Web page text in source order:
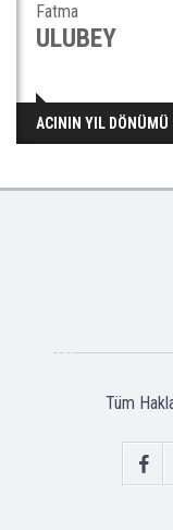
Fatma
ULUBEY
ACININ YIL DÖNÜMÜ
Tüm